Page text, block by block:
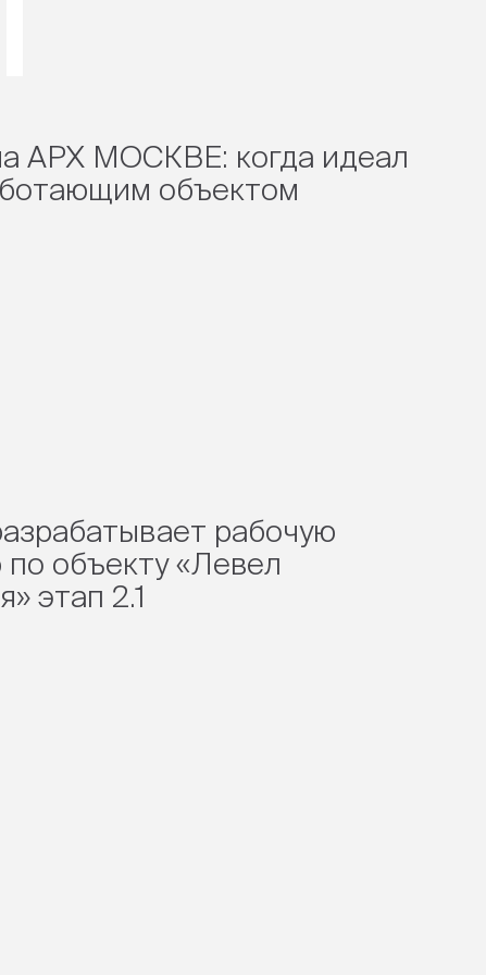
АРХ МОСКВЕ: когда идеал
объектом
рабочую
объекту «Левел
этап 2.1